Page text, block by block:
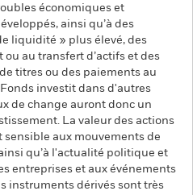
économiques et
ainsi qu’à des
liquidité » plus élevé, des
ou au transfert d’actifs et des
titres ou des paiements au
investit dans d'autres
de change auront donc un
La valeur des actions
sensible aux mouvements de
qu’à l'actualité politique et
entreprises et aux événements
instruments dérivés sont très